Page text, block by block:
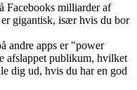
Facebooks milliarder af
gigantisk, især hvis du bor
andre apps er "power
afslappet publikum, hvilket
dig ud, hvis du har en god